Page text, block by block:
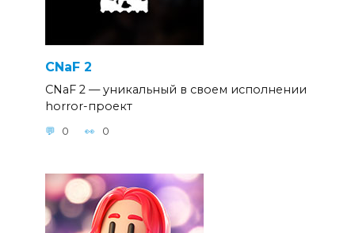
CNaF 2
CNaF 2 — уникальный в своем исполнении
horror-проект
0 0